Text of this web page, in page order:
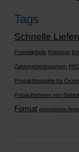
Tags
Schnelle
Freistellpfade Preisliste
Zahlungsbedingungen
Produktfotografie für
Fotoaufnahmen von
Format günstigstes